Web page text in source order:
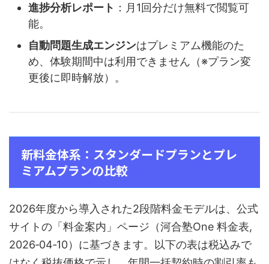
進捗分析レポート ：月1回分だけ無料で閲覧可
能。
自動問題生成エンジンはプレミアム機能のた
め、体験期間中は利用できません（※プラン変
更後に即時解放）。
新料金体系：スタンダードプランとプレ
ミアムプランの比較
2026年度から導入された2段階料金モデルは、公式
サイトの「料金案内」ページ（河合塾One 料金表,
2026‑04‑10）に基づきます。以下の表は税込みで